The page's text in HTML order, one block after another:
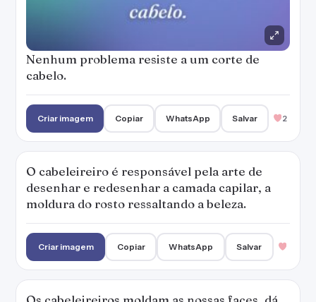
Nenhum problema resiste a um corte de
cabelo.
Criar imagem Copiar WhatsApp Salvar 2
O cabeleireiro é responsável pela arte de
desenhar e redesenhar a camada capilar, a
moldura do rosto ressaltando a beleza.
Criar imagem Copiar WhatsApp Salvar